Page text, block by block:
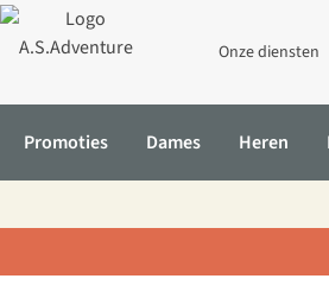
Onze diensten
Promoties Dames Heren